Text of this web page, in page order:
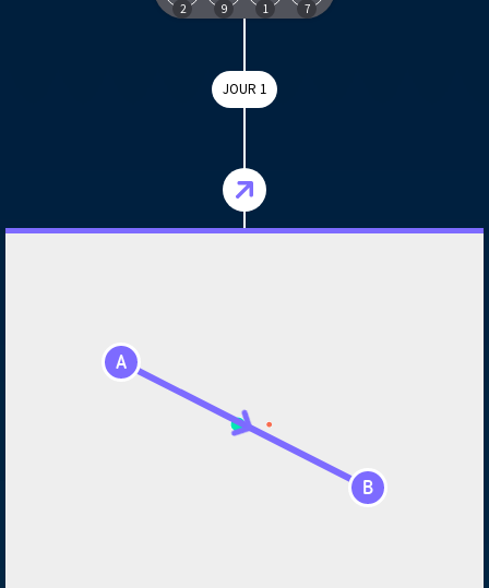
2 9 1 7
JOUR 1
A
B